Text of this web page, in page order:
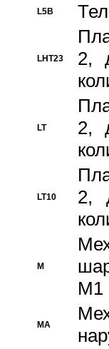
L5B
LHT23
2,
LT
2,
LT10
2,
M
M1
MA